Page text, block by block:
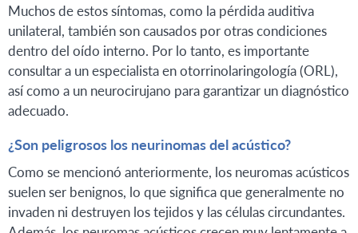
Muchos de estos síntomas, como la pérdida auditiva
unilateral, también son causados por otras condiciones
dentro del oído interno. Por lo tanto, es importante
consultar a un especialista en otorrinolaringología (ORL),
así como a un neurocirujano para garantizar un diagnóstico
adecuado.
¿Son peligrosos los neurinomas del acústico?
Como se mencionó anteriormente, los neuromas acústicos
suelen ser benignos, lo que significa que generalmente no
invaden ni destruyen los tejidos y las células circundantes.